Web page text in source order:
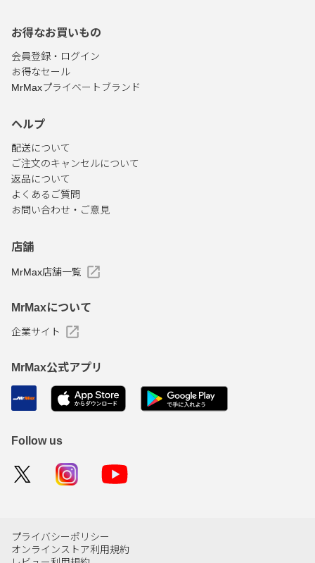
お得なお買いもの
会員登録・ログイン
お得なセール
MrMaxプライベートブランド
ヘルプ
配送について
ご注文のキャンセルについて
返品について
よくあるご質問
お問い合わせ・ご意見
店舗
MrMax店舗一覧
MrMaxについて
企業サイト
MrMax公式アプリ
Follow us
プライバシーポリシー
オンラインストア利用規約